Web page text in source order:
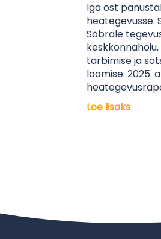
Iga ost
heategevusse.
Sõbrale
tarbimise ja
loomise. 2025. a
Loe lisaks